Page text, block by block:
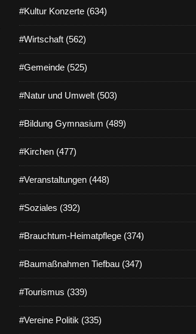
#Kultur Konzerte (634)
#Wirtschaft (562)
#Gemeinde (525)
#Natur und Umwelt (503)
#Bildung Gymnasium (489)
#Kirchen (477)
#Veranstaltungen (448)
#Soziales (392)
#Brauchtum-Heimatpflege (374)
#Baumaßnahmen Tiefbau (347)
#Tourismus (339)
#Vereine Politik (335)